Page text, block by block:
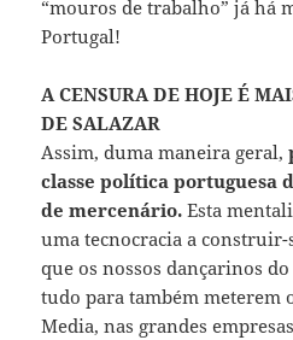
“mouros de trabalho” já há
Portugal!
A CENSURA DE HOJE É
DE SALAZAR
Assim, duma maneira geral,
classe política portuguesa
de mercenário. Esta
uma tecnocracia a construir-
que os nossos dançarinos
tudo para também meterem
Media, nas grandes